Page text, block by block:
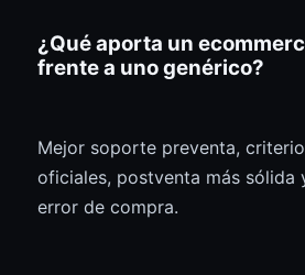
¿Qué aporta un
frente a uno genérico?
Mejor soporte preventa,
oficiales, postventa más sólida
error de compra.